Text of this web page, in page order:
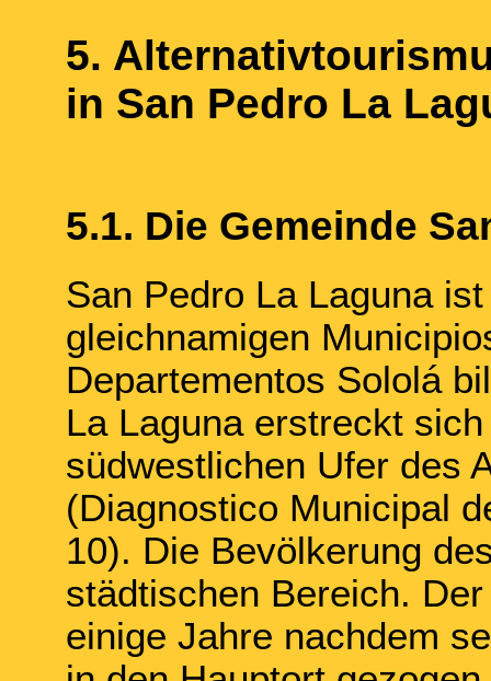
5.
in San Pedro La
5.1. Die Gemeinde
San Pedro La Laguna
gleichnamigen
Departementos Sololá
La Laguna erstreckt
südwestlichen Ufer des
(Diagnostico Municipal
10). Die Bevölkerung
städtischen Bereich.
einige Jahre nachdem